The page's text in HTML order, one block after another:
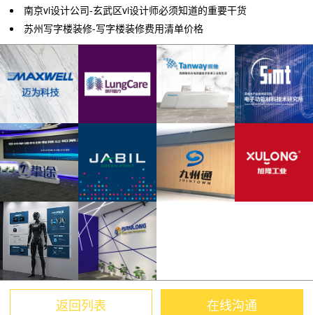
南京vi设计公司-玄武区vi设计师必须知道的重要干货
苏州写字楼装修-写字楼装修费用清单价格
返回列表 在线沟通